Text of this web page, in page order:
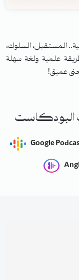
المستقبل، السلوك،
علمية ولغة سهلة
عميق!
البودكاست
Google